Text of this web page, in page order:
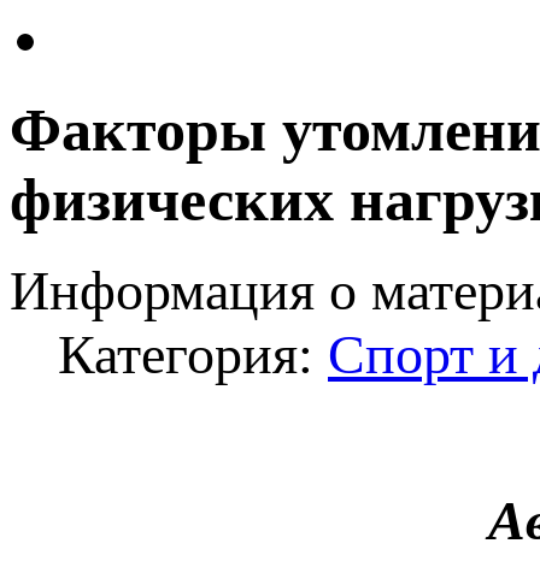
Факторы
физических
Информация о
Категория: Спорт и